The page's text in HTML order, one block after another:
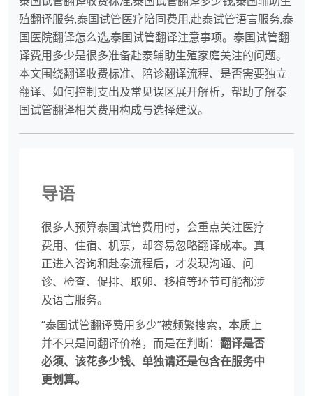
殖翻译服务,泰国试管医疗陪同费用,赴泰试管语言服务,泰
国医院翻译怎么选,泰国试管翻译注意事项。泰国试管翻
译费用多少是很多准备赴泰辅助生殖家庭关注的问题。
本文围绕翻译收费标准、陪诊翻译流程、是否需要独立
翻译、如何控制支出及常见误区展开解析，帮助了解泰
国试管翻译相关费用构成与选择建议。
导语
很多人预算泰国试管费用时，会重点关注医疗
费用、住宿、机票，却容易忽略翻译成本。真
正进入咨询和赴泰流程后，才发现沟通、问
诊、检查、促排、取卵、移植等环节可能都涉
及语言服务。
“泰国试管翻译费用多少”被频繁搜索，本质上
并不只是问翻译价格，而是在判断： 翻译是否
必须、该花多少钱、单独请还是包含在服务中
更划算。